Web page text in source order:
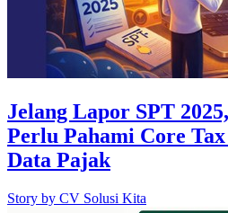
Jelang Lapor SPT
Perlu Pahami Core
Data Pajak
Story by CV Solusi Kita